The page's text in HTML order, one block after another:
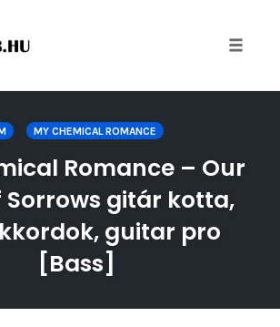
MY CHEMICAL ROMANCE
Romance – Our
Sorrows gitár kotta,
guitar pro
[Bass]